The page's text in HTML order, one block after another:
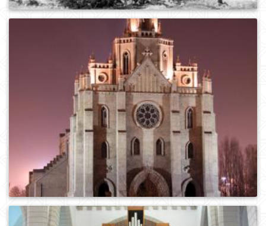
0 1110